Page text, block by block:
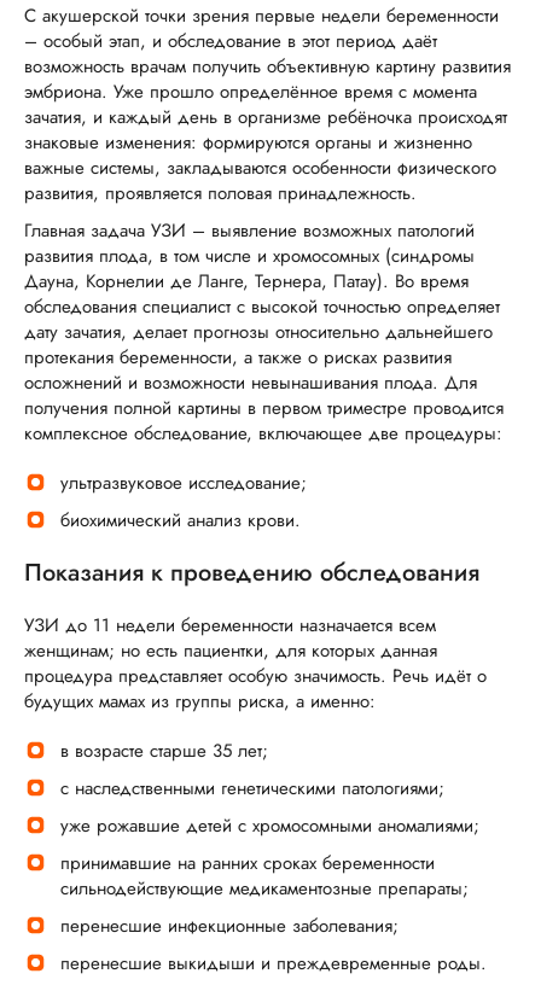
С акушерской точки зрения первые недели беременности
– особый этап, и обследование в этот период даёт
возможность врачам получить объективную картину развития
эмбриона. Уже прошло определённое время с момента
зачатия, и каждый день в организме ребёночка происходят
знаковые изменения: формируются органы и жизненно
важные системы, закладываются особенности физического
развития, проявляется половая принадлежность.
Главная задача УЗИ – выявление возможных патологий
развития плода, в том числе и хромосомных (синдромы
Дауна, Корнелии де Ланге, Тернера, Патау). Во время
обследования специалист с высокой точностью определяет
дату зачатия, делает прогнозы относительно дальнейшего
протекания беременности, а также о рисках развития
осложнений и возможности невынашивания плода. Для
получения полной картины в первом триместре проводится
комплексное обследование, включающее две процедуры:
ультразвуковое исследование;
биохимический анализ крови.
Показания к проведению обследования
УЗИ до 11 недели беременности назначается всем
женщинам; но есть пациентки, для которых данная
процедура представляет особую значимость. Речь идёт о
будущих мамах из группы риска, а именно:
в возрасте старше 35 лет;
с наследственными генетическими патологиями;
уже рожавшие детей с хромосомными аномалиями;
принимавшие на ранних сроках беременности
сильнодействующие медикаментозные препараты;
перенесшие инфекционные заболевания;
перенесшие выкидыши и преждевременные роды.